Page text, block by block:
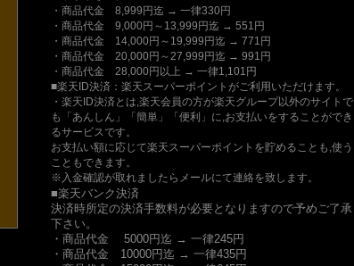
・商品代金 8,999円迄 → 一律330円
・商品代金 9,000円～13,999円迄 → 551円
・商品代金 14,000円～19,999円迄 → 771円
・商品代金 20,000円～27,999円迄 → 991円
・商品代金 28,000円以上 → 一律1,101円
■楽天ID決済：楽天スーパーポイントがご利用いただけます。
・楽天ID決済とは,楽天会員の方が楽天グループ以外のサイトで
も「あんしん」「簡単」「便利」に,お支払いをすることができ
るサービスです。
お支払い額に応じて楽天スーパーポイントを貯めることも,使う
こともできます。
※入金確認が取れましたらメールにて連絡を致します。
■楽天バンク決済
決済時所定の決済手数料が必要となりますので予めご了承
下さい。
・商品代金 5000円迄 → 一律245円
・商品代金 10000円迄 → 一律435円